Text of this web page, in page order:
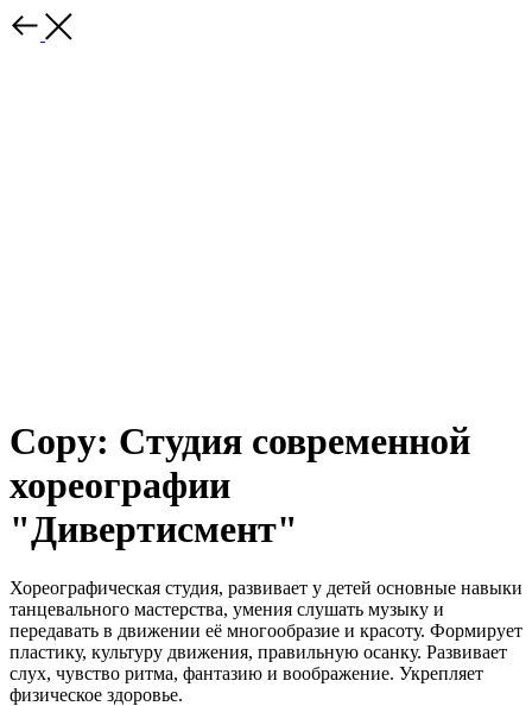
Copy: Студия современной
хореографии
"Дивертисмент"
Хореографическая студия, развивает у детей основные навыки
танцевального мастерства, умения слушать музыку и
передавать в движении её многообразие и красоту. Формирует
пластику, культуру движения, правильную осанку. Развивает
слух, чувство ритма, фантазию и воображение. Укрепляет
физическое здоровье.